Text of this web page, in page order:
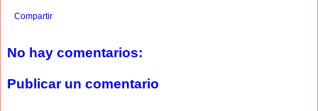
Compartir
No hay comentarios:
Publicar un comentario